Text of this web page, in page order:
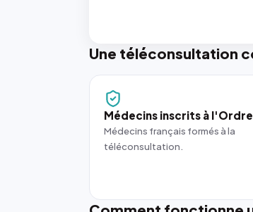
Une téléconsultation
Médecins inscrits à l'Ordre
Médecins français formés à la
téléconsultation.